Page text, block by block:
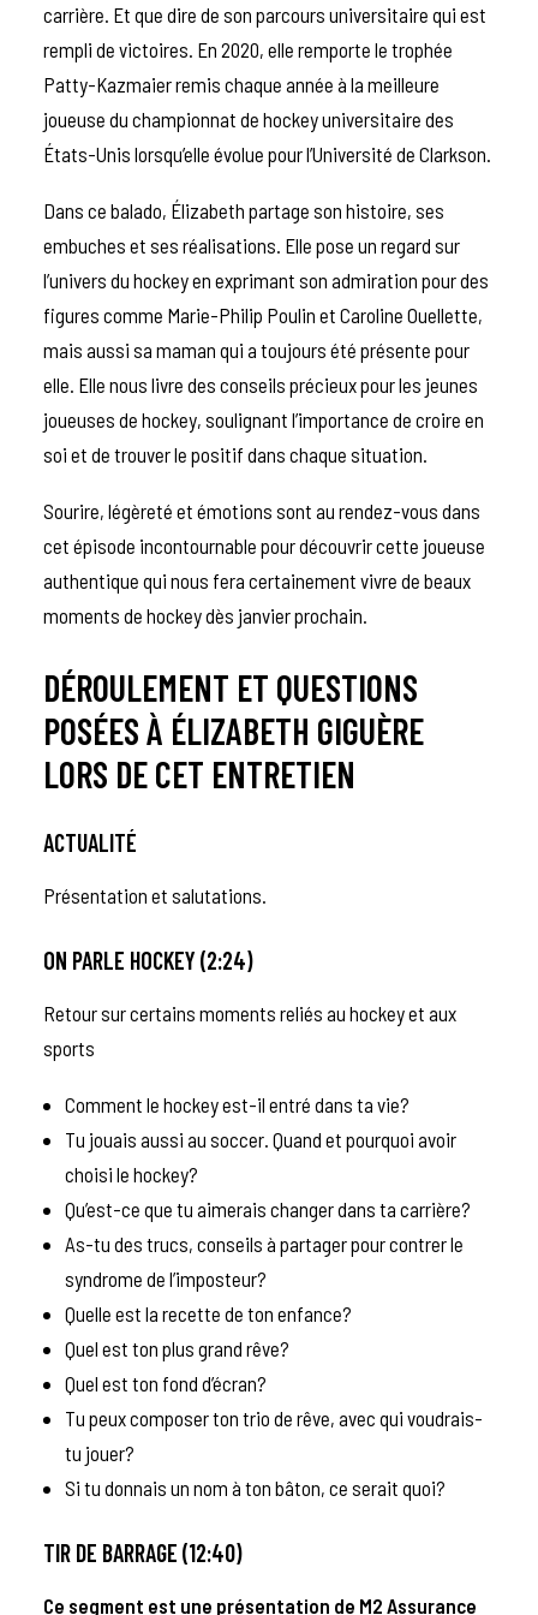
carrière. Et que dire de son parcours universitaire qui est
rempli de victoires. En 2020, elle remporte le trophée
Patty-Kazmaierremis chaque année à la meilleure
joueuse du championnat de hockey universitaire des
États-Unis lorsqu’elle évolue pour l’Université de Clarkson.
Dans ce balado, Élizabeth partage son histoire, ses
embuches et ses réalisations. Elle pose un regard sur
l’univers du hockey en exprimant son admiration pour des
figures comme Marie-Philip Poulin et Caroline Ouellette,
mais aussi sa maman qui a toujours été présente pour
elle. Elle nous livre des conseils précieux pour les jeunes
joueuses de hockey, soulignant l’importance de croire en
soi et de trouver le positif dans chaque situation.
Sourire, légèreté et émotions sont au rendez-vous dans
cet épisode incontournable pour découvrir cette joueuse
authentique qui nous fera certainement vivre de beaux
moments de hockey dès janvier prochain.
DÉROULEMENT ET QUESTIONS
POSÉES À ÉLIZABETH GIGUÈRE
LORS DE CET ENTRETIEN
ACTUALITÉ
Présentation et salutations.
ON PARLE HOCKEY (2:24)
Retour sur certains moments reliés au hockey et aux
sports
Comment le hockey est-il entré dans ta vie?
Tu jouais aussi au soccer. Quand et pourquoi avoir
choisi le hockey?
Qu’est-ce que tu aimerais changer dans ta carrière?
As-tu des trucs, conseils à partager pour contrer le
syndrome de l’imposteur?
Quelle est la recette de ton enfance?
Quel est ton plus grand rêve?
Quel est ton fond d’écran?
Tu peux composer ton trio de rêve, avec qui voudrais-
tu jouer?
Si tu donnais un nom à ton bâton, ce serait quoi?
TIR DE BARRAGE (12:40)
Ce segment est une présentation de M2 Assurance